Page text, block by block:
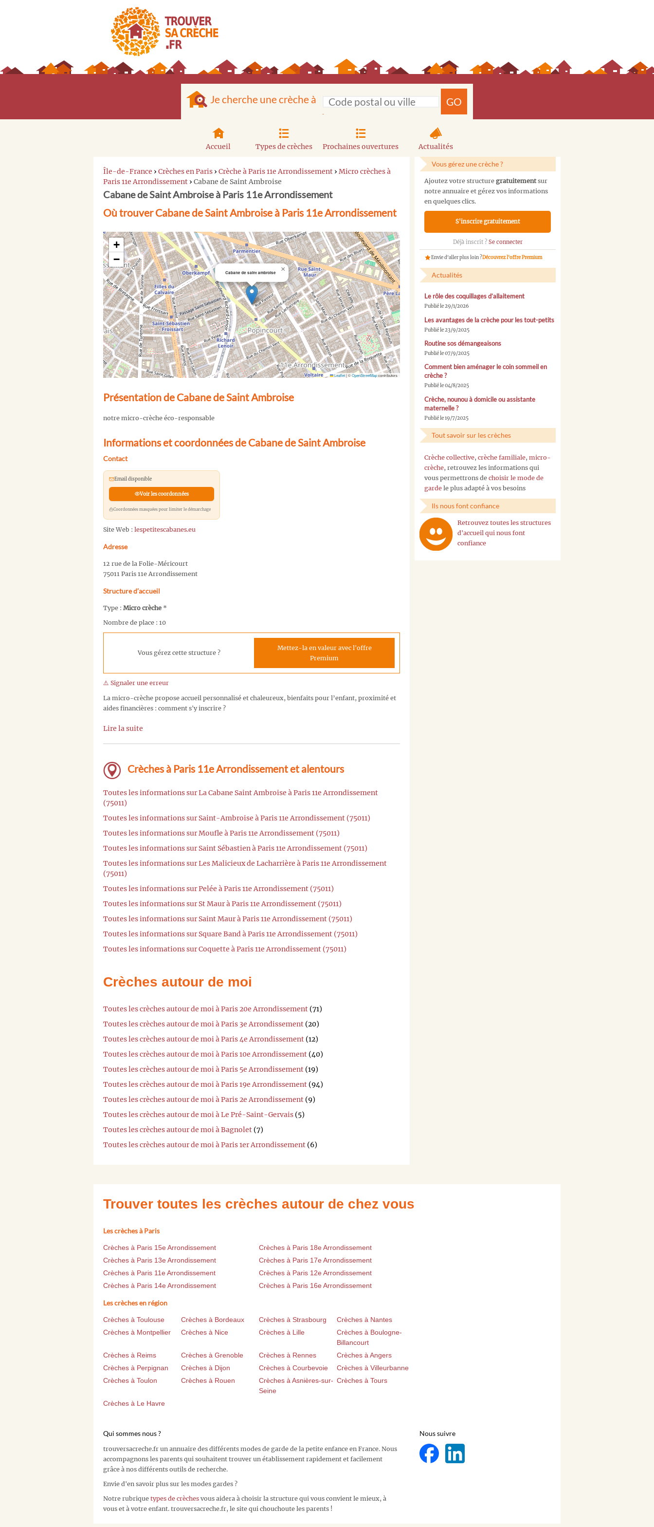
Je cherche une crèche à GO
Accueil Types de crèches Prochaines ouvertures Actualités
Île-de-France › Crèches en Paris › Crèche à Paris 11e Arrondissement › Micro crèches à
Paris 11e Arrondissement › Cabane de Saint Ambroise
Cabane de Saint Ambroise à Paris 11e Arrondissement
Où trouver Cabane de Saint Ambroise à Paris 11e Arrondissement
Cabane de saint ambroise ×
+
−
Leaflet|©OpenStreetMapcontributors
Présentation de Cabane de Saint Ambroise
notre micro-crèche éco-responsable
Informations et coordonnées de Cabane de Saint Ambroise
Contact
Email disponible
Voir les coordonnées
Coordonnées masquées pour limiter le démarchage
Site Web : lespetitescabanes.eu
Adresse
12 rue de la Folie-Méricourt
75011 Paris 11e Arrondissement
Structure d’accueil
Type : Micro crèche *
Nombre de place : 10
Vous gérez cette structure ?
Mettez-la en valeur avec l'offre
Premium
⚠️ Signaler une erreur
La micro-crèche propose accueil personnalisé et chaleureux, bienfaits pour l’enfant, proximité et
aides financières : comment s'y inscrire ?
Lire la suite
Crèches à Paris 11e Arrondissement et alentours
Toutes les informations sur La Cabane Saint Ambroise à Paris 11e Arrondissement
(75011)
Toutes les informations sur Saint-Ambroise à Paris 11e Arrondissement (75011)
Toutes les informations sur Moufle à Paris 11e Arrondissement (75011)
Toutes les informations sur Saint Sébastien à Paris 11e Arrondissement (75011)
Toutes les informations sur Les Malicieux de Lacharrière à Paris 11e Arrondissement
(75011)
Toutes les informations sur Pelée à Paris 11e Arrondissement (75011)
Toutes les informations sur St Maur à Paris 11e Arrondissement (75011)
Toutes les informations sur Saint Maur à Paris 11e Arrondissement (75011)
Toutes les informations sur Square Band à Paris 11e Arrondissement (75011)
Toutes les informations sur Coquette à Paris 11e Arrondissement (75011)
Crèches autour de moi
Toutes les crèches autour de moi à Paris 20e Arrondissement (71)
Toutes les crèches autour de moi à Paris 3e Arrondissement (20)
Toutes les crèches autour de moi à Paris 4e Arrondissement (12)
Toutes les crèches autour de moi à Paris 10e Arrondissement (40)
Toutes les crèches autour de moi à Paris 5e Arrondissement (19)
Toutes les crèches autour de moi à Paris 19e Arrondissement (94)
Toutes les crèches autour de moi à Paris 2e Arrondissement (9)
Toutes les crèches autour de moi à Le Pré-Saint-Gervais (5)
Toutes les crèches autour de moi à Bagnolet (7)
Toutes les crèches autour de moi à Paris 1er Arrondissement (6)
Vous gérez une crèche ?
Ajoutez votre structure gratuitementsur
notre annuaire et gérez vos informations
en quelques clics.
S'inscrire gratuitement
Déjà inscrit ? Se connecter
Envie d'aller plus loin ?Découvrez l'offre Premium
Actualités
Le rôle des coquillages d’allaitement
Publié le 29/1/2026
Les avantages de la crèche pour les tout-petits
Publié le 23/9/2025
Routine sos démangeaisons
Publié le 07/9/2025
Comment bien aménager le coin sommeil en
crèche ?
Publié le 04/8/2025
Crèche, nounou à domicile ou assistante
maternelle ?
Publié le 19/7/2025
Tout savoir sur les crèches
Crèche collective, crèche familiale, micro-
crèche, retrouvez les informations qui
vous permettrons de choisir le mode de
garde le plus adapté à vos besoins
Ils nous font confiance
Retrouvez toutes les structures
d'accueil qui nous font
confiance
Trouver toutes les crèches autour de chez vous
Les crèches à Paris
Crèches à Paris 15e Arrondissement
Crèches à Paris 18e Arrondissement
Crèches à Paris 13e Arrondissement
Crèches à Paris 17e Arrondissement
Crèches à Paris 11e Arrondissement
Crèches à Paris 12e Arrondissement
Crèches à Paris 14e Arrondissement
Crèches à Paris 16e Arrondissement
Les crèches en région
Crèches à Toulouse Crèches à Bordeaux Crèches à Strasbourg
Crèches à Nantes
Crèches à Montpellier
Crèches à Nice Crèches à Lille
Crèches à Boulogne-
Billancourt
Crèches à Reims
Crèches à Grenoble Crèches à Rennes
Crèches à Angers
Crèches à Perpignan
Crèches à Dijon Crèches à Courbevoie
Crèches à Villeurbanne
Crèches à Toulon
Crèches à Rouen
Crèches à Asnières-sur-
Seine
Crèches à Tours
Crèches à Le Havre
Qui sommes nous ?
trouversacreche.fr un annuaire des différents modes de garde de la petite enfance en France. Nous
accompagnons les parents qui souhaitent trouver un établissement rapidement et facilement
grâce à nos différents outils de recherche.
Envie d'en savoir plus sur les modes gardes ?
Notre rubrique types de crèches vous aidera à choisir la structure qui vous convient le mieux, à
vous et à votre enfant. trouversacreche.fr, le site qui chouchoute les parents !
Nous suivre